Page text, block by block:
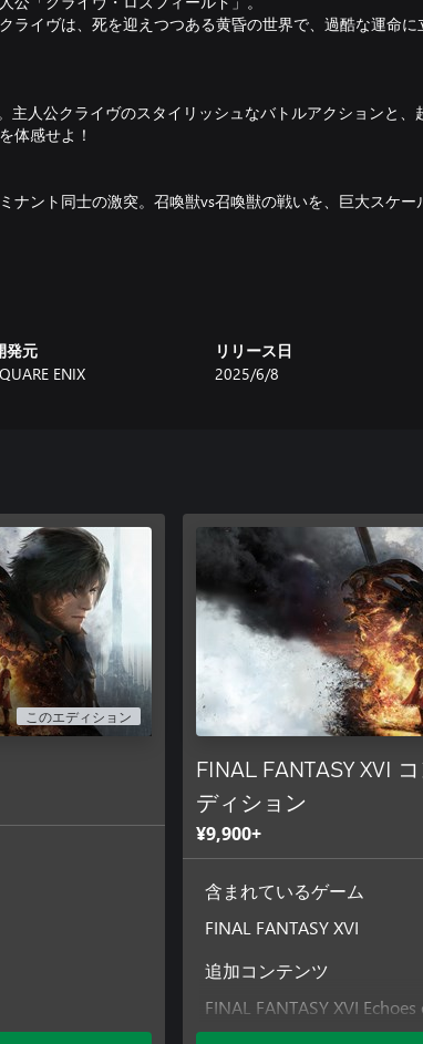
ライヴは、死を迎えつつある黄昏の世界で、過酷な運命に
主人公クライヴのスタイリッシュなバトルアクションと、
体感せよ！
ナント同士の激突。召喚獣vs召喚獣の戦いを、巨大スケー
切り替えていくハイスピードバトル！
な操作で快適に楽しめる！物語の没入感を深めるため、様々
が発動したり、敵の攻撃を自動で回避したり、誰でもバトル
することができる。
ー自身の手で行う“アクションフォーカス”モードも用意さ
わせていつでも切り替え可能。
発元
ENIX
リリース日
2025/6/8
このエディション
FINAL FANTASY XVI
ディション
¥9,900+
含まれているゲーム
FINAL FANTASY XVI
追加コンテンツ
FINAL FANTASY XVI
の残響》